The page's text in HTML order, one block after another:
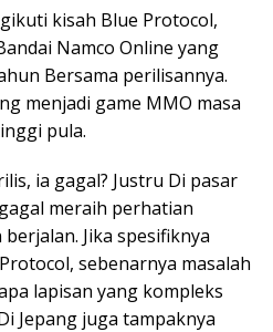
kisah Blue Protocol,
Namco Online yang
Bersama perilisannya.
menjadi game MMO masa
pula.
ia gagal? Justru Di pasar
meraih perhatian
Jika spesifiknya
sebenarnya masalah
lapisan yang kompleks
Jepang juga tampaknya